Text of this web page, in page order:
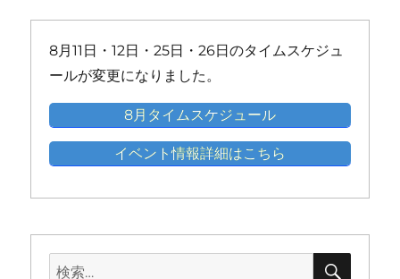
ト)
ト)
ト)
ト)
ト)
8月11日・12日・25日・26日のタイムスケジュ
ールが変更になりました。
8月タイムスケジュール
イベント情報詳細はこちら
検
検